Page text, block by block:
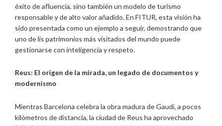
éxito de afluencia, sino también un modelo de turismo
responsable y de alto valor añadido. En FITUR, esta visión ha
sido presentada como un ejemplo a seguir, demostrando que
uno de lis patrimonios más visitados del mundo puede
gestionarse con inteligencia y respeto.
Reus: El origen de la mirada, un legado de documentos y
modernismo
Mientras Barcelona celebra la obra madura de Gaudí, a pocos
kilómetros de distancia, la ciudad de Reus ha aprovechado